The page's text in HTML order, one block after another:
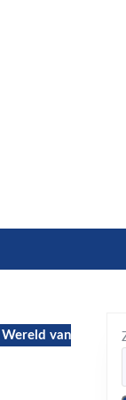
Wereld van